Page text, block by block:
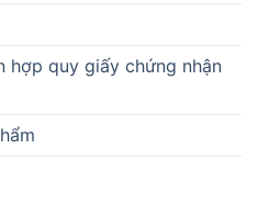
hợp quy giấy chứng nhận